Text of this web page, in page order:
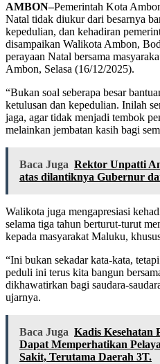
AMBON–Pemerintah Kota
Natal tidak diukur dari besarnya
kepedulian, dan kehadiran
disampaikan Walikota Ambon,
perayaan Natal bersama
Ambon, Selasa (16/12/2025).
“Bukan soal seberapa besar
ketulusan dan kepedulian. Inilah
jaga, agar tidak menjadi tembok
melainkan jembatan kasih bagi
Baca Juga Rektor Unpatti
atas dilantiknya Gubernur
Walikota juga mengapresiasi
selama tiga tahun berturut-turut
kepada masyarakat Maluku,
“Ini bukan sekadar kata-kata,
peduli ini terus kita bangun
dikhawatirkan bagi saudara-
ujarnya.
Baca Juga Kadis Kesehatan
Dapat Memperhatikan
Sakit, Terutama Daerah 3T.